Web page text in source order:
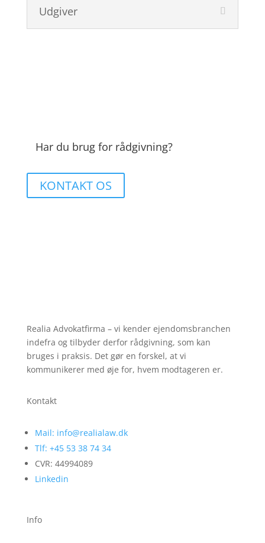
Udgiver
Har du brug for rådgivning?
KONTAKT OS
Realia Advokatfirma – vi kender ejendomsbranchen
indefra og tilbyder derfor rådgivning, som kan
bruges i praksis. Det gør en forskel, at vi
kommunikerer med øje for, hvem modtageren er.
Kontakt
Mail: info@realialaw.dk
Tlf: +45 53 38 74 34
CVR: 44994089
Linkedin
Info